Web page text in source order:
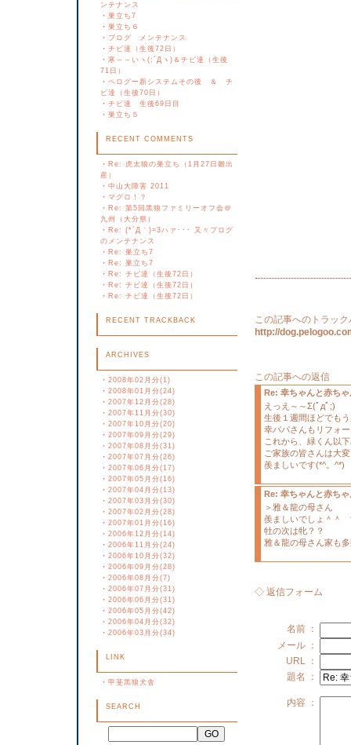
ンテナンス
・ 巣立ち7
・ 巣立ち６
・ ブログ メンテナンス
・ チビ達（生後72日）
・ 寒～～いヽ(;´Дヽ)＆チビ達（生後
71日）
・ ペログー新システムその後 ＆ チ
ビ達（生後70日）
・ チビ達 生後69日目
・ 巣立ち５
RECENT COMMENTS
・ Re: 虎太狼の巣立ち（1月27日雛出
産）
・ 中山大障害 2011
・ マグロ！？
・ Re: 第5回黒狼ファミリーオフ会＠
九州（大分県）
・ Re: (*´Д｀)=3ハァ･･･ 又々ブログ
のメンテナンス
・ Re: 巣立ち7
・ Re: 巣立ち7
・ Re: チビ達（生後72日）
・ Re: チビ達（生後72日）
・ Re: チビ達（生後72日）
RECENT TRACKBACK
ARCHIVES
・ 2008年02月分(1)
・ 2008年01月分(24)
・ 2007年12月分(28)
・ 2007年11月分(30)
・ 2007年10月分(20)
・ 2007年09月分(29)
・ 2007年08月分(31)
・ 2007年07月分(26)
・ 2007年06月分(17)
・ 2007年05月分(16)
・ 2007年04月分(13)
・ 2007年03月分(30)
・ 2007年02月分(28)
・ 2007年01月分(16)
・ 2006年12月分(14)
・ 2006年11月分(24)
・ 2006年10月分(32)
・ 2006年09月分(28)
・ 2006年08月分(7)
・ 2006年07月分(31)
・ 2006年06月分(31)
・ 2006年05月分(42)
・ 2006年04月分(32)
・ 2006年03月分(34)
LINK
・ 甲斐黒狼犬舎
SEARCH
この記事へのトラッ
http://
この記事への返信
Re: 幸ちゃんと赤ち
えっえ～～Σ(ﾟдﾟ;)
生後１週間ほどでも
幸パパさんもリフォ
これから、緑くん以
ご家族の皆さんは大
羨ましいです(*^。^*)
Re: 幸ちゃんと赤ち
＞雅＆龍の母さん
羨ましいでしょ＾＾
牡の次は牝？？
雅＆龍の母さん家も
◇ 返信フォーム
名前 ：
メール ：
URL ：
題名 ：
内容 ：